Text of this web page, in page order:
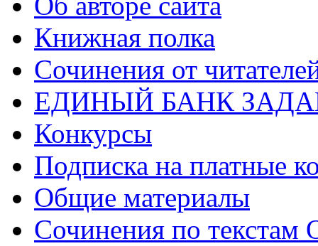
Книжная полка
Cочинения от
ЕДИНЫЙ БАНК
Конкурсы
Подписка на платные
Общие материалы
Сочинения по текстам